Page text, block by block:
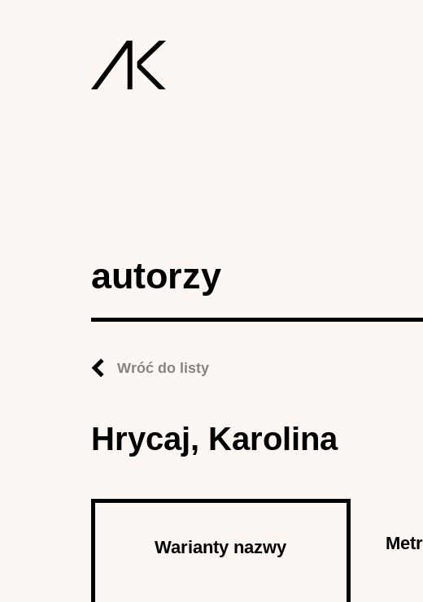
autorzy
Wróć do listy
Hrycaj, Karolina
AutorWarianty nazwy